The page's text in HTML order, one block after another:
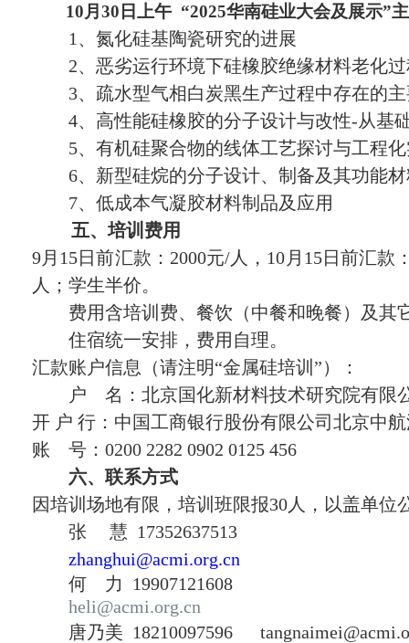
10月30日上午 “2025华南硅业大会及展示”
1、氮化硅基陶瓷研究的进展
2、恶劣运行环境下硅橡胶绝缘材料老化
3、疏水型气相白炭黑生产过程中存在的
4、高性能硅橡胶的分子设计与改性-从基
5、有机硅聚合物的线体工艺探讨与工程
6、新型硅烷的分子设计、制备及其功能
7、低成本气凝胶材料制品及应用
五、培训费用
9月15日前汇款：2000元/人，10月15日前汇
人；学生半价。
费用含培训费、餐饮（中餐和晚餐）及其
住宿统一安排，费用自理。
汇款账户信息（请注明“金属硅培训”）：
户 名：北京国化新材料技术研究院有限
开 户 行：中国工商银行股份有限公司北京中
账 号：0200 2282 0902 0125 456
六、联系方式
因培训场地有限，培训班限报30人，以盖单
张 慧 17352637513
zhanghui@acmi.org.cn
何 力 19907121608
heli@acmi.org.cn
唐乃美 18210097596